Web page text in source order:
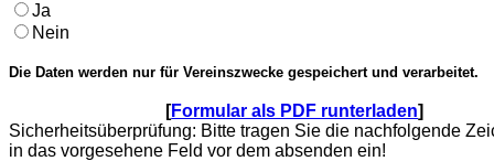
Ja
Nein
Die Daten werden nur für Vereinszwecke gespeichert und verarbeitet.
[Formular als PDF runterladen]
Sicherheitsüberprüfung: Bitte tragen Sie die nachfolgende
in das vorgesehene Feld vor dem absenden ein!